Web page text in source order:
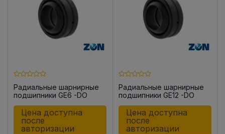
Радиальные шарнирные
подшипники GE6 -DO
Цена доступна
после
авторизации
Радиальные шарнирные
подшипники GE12 -DO
Цена доступна
после
авторизации